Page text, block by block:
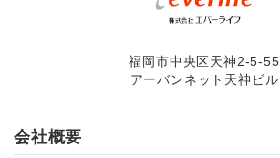
福岡市中央区天神2-5-55
アーバンネット天神ビル
会社概要